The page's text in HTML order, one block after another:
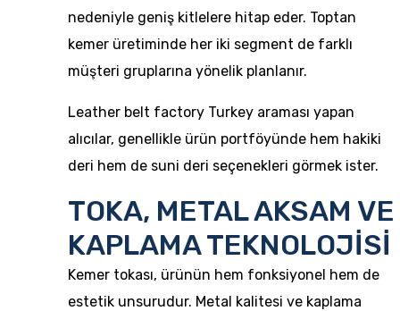
nedeniyle geniş kitlelere hitap eder. Toptan
kemer üretiminde her iki segment de farklı
müşteri gruplarına yönelik planlanır.
Leather belt factory Turkey araması yapan
alıcılar, genellikle ürün portföyünde hem hakiki
deri hem de suni deri seçenekleri görmek ister.
TOKA, METAL AKSAM VE
KAPLAMA TEKNOLOJİSİ
Kemer tokası, ürünün hem fonksiyonel hem de
estetik unsurudur. Metal kalitesi ve kaplama